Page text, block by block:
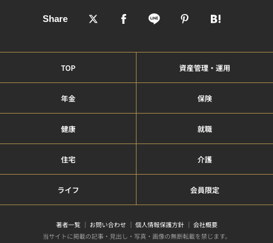
TOP 資産管理・運用
年金 保険
健康 就職
住宅 介護
ライフ 会員限定
著者一覧 お問い合わせ 個人情報保護方針
会社概要
当サイトに掲載の記事・見出し・写真・画像の無断転載を禁じます。